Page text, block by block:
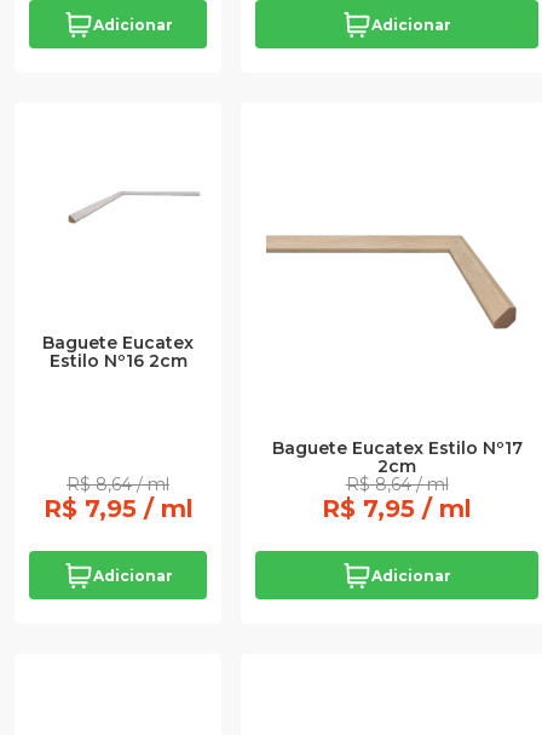
Adicionar Adicionar
Baguete Eucatex
Estilo Nº16 2cm
R$ 8,64 / ml
R$ 7,95 / ml
Adicionar
Baguete Eucatex Estilo Nº17
2cm
R$ 8,64 / ml
R$ 7,95 / ml
Adicionar